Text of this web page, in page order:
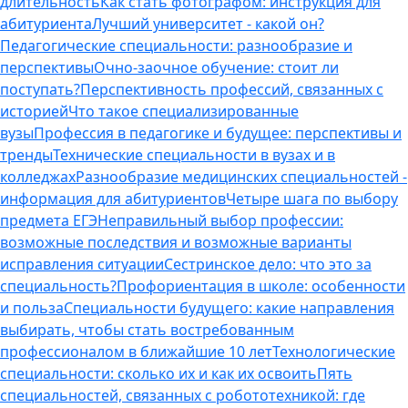
абитуриентаЛучший университет - какой он?
Педагогические специальности: разнообразие и
перспективыОчно-заочное обучение: стоит ли
поступать?Перспективность профессий, связанных с
историейЧто такое специализированные
вузыПрофессия в педагогике и будущее: перспективы и
трендыТехнические специальности в вузах и в
колледжахРазнообразие медицинских специальностей -
информация для абитуриентовЧетыре шага по выбору
предмета ЕГЭНеправильный выбор профессии:
возможные последствия и возможные варианты
исправления ситуацииСестринское дело: что это за
специальность?Профориентация в школе: особенности
и пользаСпециальности будущего: какие направления
выбирать, чтобы стать востребованным
профессионалом в ближайшие 10 летТехнологические
специальности: сколько их и как их освоитьПять
специальностей, связанных с робототехникой: где